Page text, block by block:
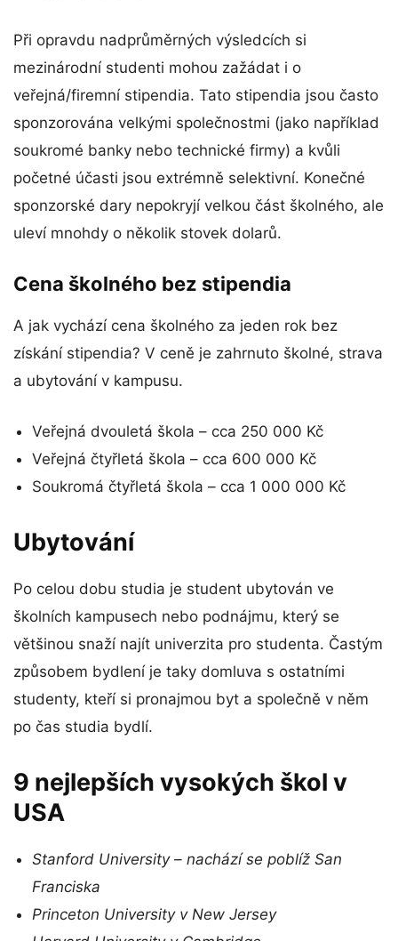
Při opravdu nadprůměrných výsledcích si
mezinárodní studenti mohou zažádat i o
veřejná/firemní stipendia. Tato stipendia jsou často
sponzorována velkými společnostmi (jako například
soukromé banky nebo technické firmy) a kvůli
početné účasti jsou extrémně selektivní. Konečné
sponzorské dary nepokryjí velkou část školného, ale
uleví mnohdy o několik stovek dolarů.
Cena školného bez stipendia
A jak vychází cena školného za jeden rok bez
získání stipendia? V ceně je zahrnuto školné, strava
a ubytování v kampusu.
Veřejná dvouletá škola – cca 250 000 Kč
Veřejná čtyřletá škola – cca 600 000 Kč
Soukromá čtyřletá škola – cca 1 000 000 Kč
Ubytování
Po celou dobu studia je student ubytován ve
školních kampusech nebo podnájmu, který se
většinou snaží najít univerzita pro studenta. Častým
způsobem bydlení je taky domluva s ostatními
studenty, kteří si pronajmou byt a společně v něm
po čas studia bydlí.
9 nejlepších vysokých škol v
USA
Stanford University – nachází se poblíž San
Franciska
Princeton University v New Jersey